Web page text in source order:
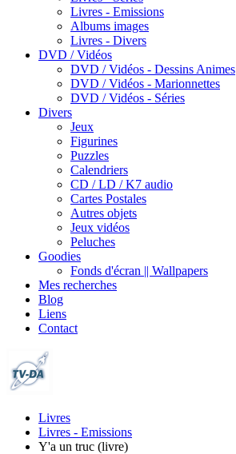
Livres - Emissions
Albums images
Livres - Divers
DVD / Vidéos
DVD / Vidéos - Dessins Animes
DVD / Vidéos - Marionnettes
DVD / Vidéos - Séries
Divers
Jeux
Figurines
Puzzles
Calendriers
CD / LD / K7 audio
Cartes Postales
Autres objets
Jeux vidéos
Peluches
Goodies
Fonds d'écran || Wallpapers
Mes recherches
Blog
Liens
Contact
Livres
Livres - Emissions
Y'a un truc (livre)